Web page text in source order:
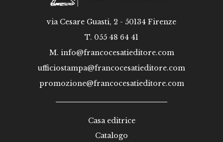
via Cesare Guasti, 2 - 50134 Firenze
T. 055 48 64 41
M. info@francocesatieditore.com
ufficiostampa@francocesatieditore.com
promozione@francocesatieditore.com
Casa editrice
Catalogo